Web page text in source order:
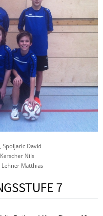
Spoljaric David
Nils
Lehner Matthias
7